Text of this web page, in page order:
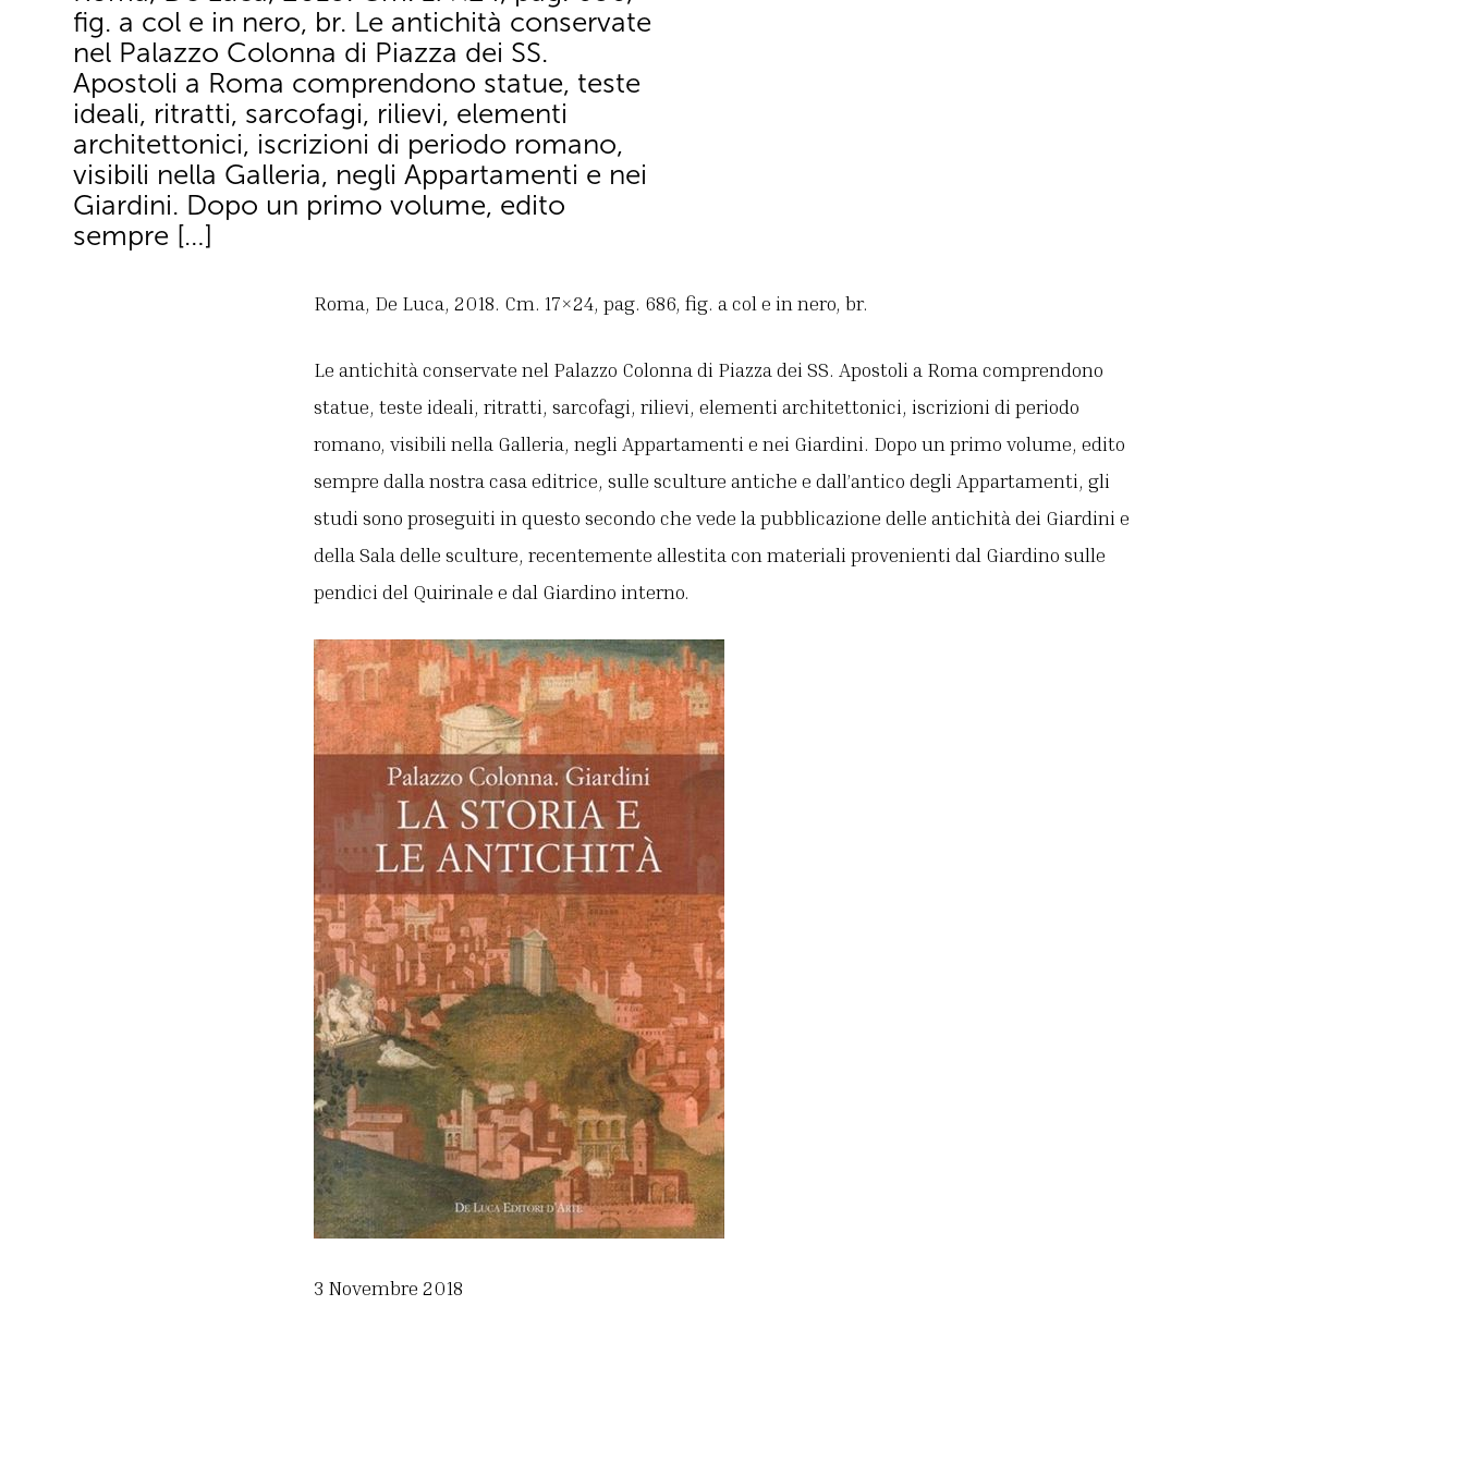
fig. a col e in nero, br. Le antichità conservate
nel Palazzo Colonna di Piazza dei SS.
Apostoli a Roma comprendono statue, teste
ideali, ritratti, sarcofagi, rilievi, elementi
architettonici, iscrizioni di periodo romano,
visibili nella Galleria, negli Appartamenti e nei
Giardini. Dopo un primo volume, edito
sempre […]
Roma, De Luca, 2018. Cm. 17×24, pag. 686, fig. a col e in nero, br.
Le antichità conservate nel Palazzo Colonna di Piazza dei SS. Apostoli a Roma comprendono
statue, teste ideali, ritratti, sarcofagi, rilievi, elementi architettonici, iscrizioni di periodo
romano, visibili nella Galleria, negli Appartamenti e nei Giardini. Dopo un primo volume, edito
sempre dalla nostra casa editrice, sulle sculture antiche e dall’antico degli Appartamenti, gli
studi sono proseguiti in questo secondo che vede la pubblicazione delle antichità dei Giardini e
della Sala delle sculture, recentemente allestita con materiali provenienti dal Giardino sulle
pendici del Quirinale e dal Giardino interno.
3 Novembre 2018